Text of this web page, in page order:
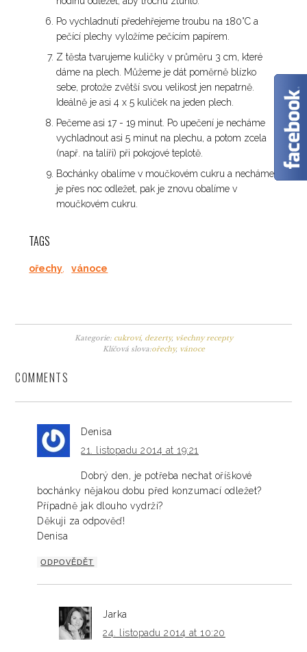
Po vychladnutí předehřejeme troubu na 180°C a
pečící plechy vyložíme pečícím papírem.
Z těsta tvarujeme kuličky v průměru 3 cm, které
dáme na plech. Můžeme je dát poměrně blízko
sebe, protože zvětší svou velikost jen nepatrně.
Ideálně je asi 4 x 5 kuliček na jeden plech.
Pečeme asi 17 - 19 minut. Po upečení je necháme
vychladnout asi 5 minut na plechu, a potom zcela
(např. na talíři) při pokojové teplotě.
Bochánky obalíme v moučkovém cukru a necháme
je přes noc odležet, pak je znovu obalíme v
moučkovém cukru.
TAGS
ořechy, vánoce
Kategorie: cukroví, dezerty, všechny recepty
Klíčová slova:ořechy, vánoce
COMMENTS
Denisa
21. listopadu 2014 at 19:21
Dobrý den, je potřeba nechat oříškové
bochánky nějakou dobu před konzumací odležet?
Případně jak dlouho vydrží?
Děkuji za odpověď!
Denisa
ODPOVĚDĚT
Jarka
24. listopadu 2014 at 10:20